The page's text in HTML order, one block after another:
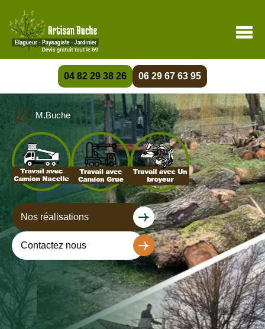
04 82 29 38 26 06 29 67 63 95
M.Buche
Nos réalisations
Contactez nous